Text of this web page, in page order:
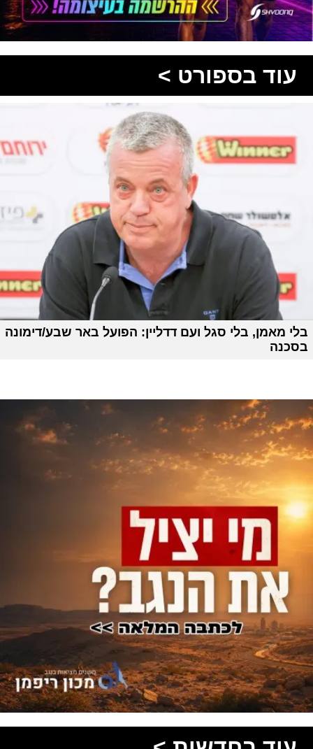
עוד בספורט >
בלי מאמן, בלי סגל ועם דדליין: הפועל באר שבע/דימונה
בסכנה